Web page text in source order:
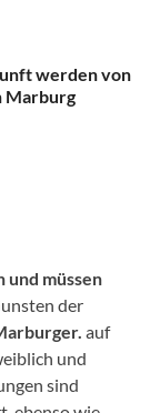
werden von
Marburg
und müssen
der
auf
und
sind